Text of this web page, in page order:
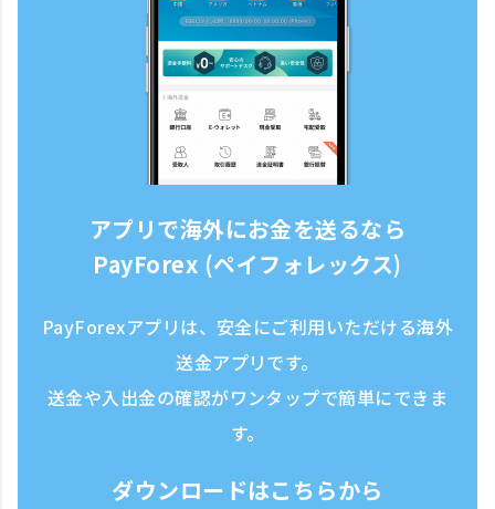
アプリで海外にお金を送るなら
PayForex (ペイフォレックス)
PayForexアプリは、安全にご利用いただける海外
送金アプリです。
送金や入出金の確認がワンタップで簡単にできま
す。
ダウンロードはこちらから